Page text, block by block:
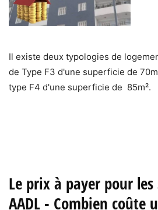
Il existe deux typologies de
de Type F3 d'une superficie de
type F4 d'une superficie de 85m².
Le prix à payer pour
AADL - Combien coûte